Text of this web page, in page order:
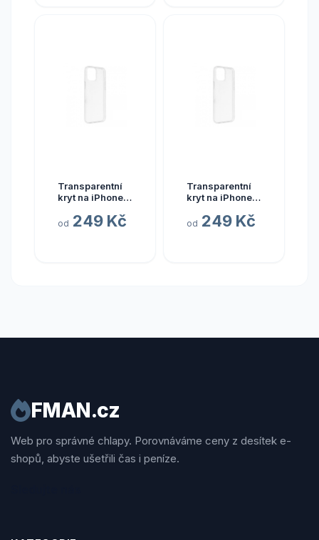
Transparentní
kryt na iPhone
od 249 Kč
Transparentní
kryt na iPhone
od 249 Kč
FMAN.cz
Web pro správné chlapy. Porovnáváme ceny z desítek e-
shopů, abyste ušetřili čas i peníze.